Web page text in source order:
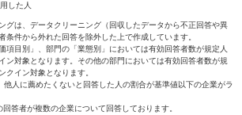
した人
グは、データクリーニング（回収したデータから不正回答や異
条件から外れた回答を除外した上で作成しています。
項目別」、部門の「業態別」においては有効回答者数が規定人
ン対象となります。その他の部門においては有効回答者数が規
クイン対象となります。
人に薦めたくないと回答した人の割合が基準値以下の企業がラ
答者が複数の企業について回答しております。